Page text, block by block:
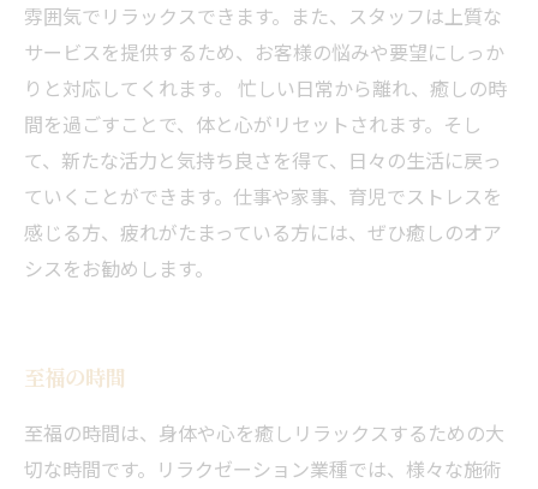
雰囲気でリラックスできます。また、スタッフは上質な
サービスを提供するため、お客様の悩みや要望にしっか
りと対応してくれます。 忙しい日常から離れ、癒しの時
間を過ごすことで、体と心がリセットされます。そし
て、新たな活力と気持ち良さを得て、日々の生活に戻っ
ていくことができます。仕事や家事、育児でストレスを
感じる方、疲れがたまっている方には、ぜひ癒しのオア
シスをお勧めします。
至福の時間
至福の時間は、身体や心を癒しリラックスするための大
切な時間です。リラクゼーション業種では、様々な施術